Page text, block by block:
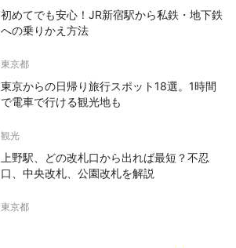
初めてでも安心！JR新宿駅から私鉄・地下鉄
への乗りかえ方法
東京都
東京からの日帰り旅行スポット18選。1時間
で電車で行ける観光地も
観光
上野駅、どの改札口から出れば最短？不忍
口、中央改札、公園改札を解説
東京都